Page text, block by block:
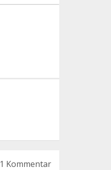
1 Kommentar